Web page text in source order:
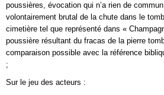
poussières, évocation qui n’a rien de
volontairement brutal de la chute dans le
cimetière tel que représenté dans «
poussière résultant du fracas de la pierre
comparaison possible avec la référence
;
Sur le jeu des acteurs :